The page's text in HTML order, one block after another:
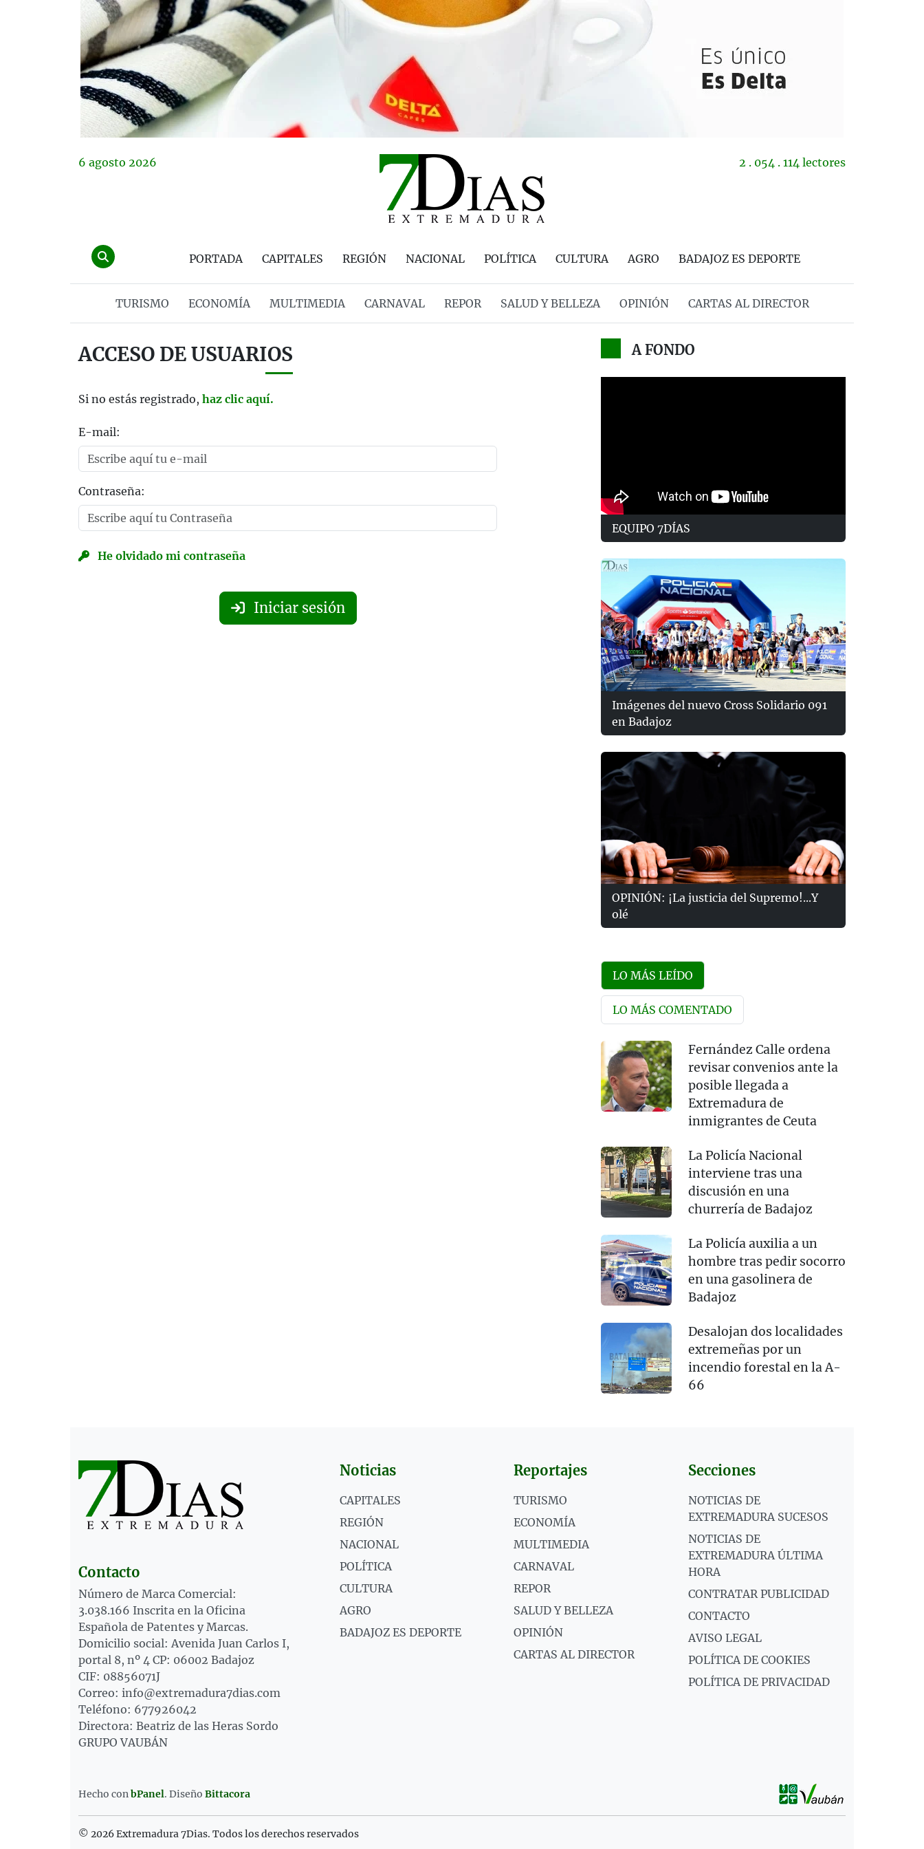
6 agosto 2026 2 . 054 . 114 lectores
PORTADA CAPITALES REGIÓN NACIONAL POLÍTICA CULTURA AGRO BADAJOZ ES DEPORTE
TURISMO ECONOMÍA MULTIMEDIA CARNAVAL REPOR SALUD Y BELLEZA OPINIÓN CARTAS AL DIRECTOR
ACCESO DE USUARIOS
Si no estás registrado, haz clic aquí.
E-mail:
Contraseña:
He olvidado mi contraseña
Iniciar sesión
A FONDO
EQUIPO 7DÍAS
Imágenes del nuevo Cross Solidario 091
en Badajoz
OPINIÓN: ¡La justicia del Supremo!...Y
olé
LO MÁS LEÍDO
LO MÁS COMENTADO
Fernández Calle ordena
revisar convenios ante la
posible llegada a
Extremadura de
inmigrantes de Ceuta
La Policía Nacional
interviene tras una
discusión en una
churrería de Badajoz
La Policía auxilia a un
hombre tras pedir socorro
en una gasolinera de
Badajoz
Desalojan dos localidades
extremeñas por un
incendio forestal en la A-
66
Contacto
Número de Marca Comercial:
3.038.166 Inscrita en la Oficina
Española de Patentes y Marcas.
Domicilio social: Avenida Juan Carlos I,
portal 8, nº 4 CP: 06002 Badajoz
CIF: 08856071J
Correo: info@extremadura7dias.com
Teléfono: 677926042
Directora: Beatriz de las Heras Sordo
GRUPO VAUBÁN
Noticias
CAPITALES
REGIÓN
NACIONAL
POLÍTICA
CULTURA
AGRO
BADAJOZ ES DEPORTE
Reportajes
TURISMO
ECONOMÍA
MULTIMEDIA
CARNAVAL
REPOR
SALUD Y BELLEZA
OPINIÓN
CARTAS AL DIRECTOR
Secciones
NOTICIAS DE
EXTREMADURA SUCESOS
NOTICIAS DE
EXTREMADURA ÚLTIMA
HORA
CONTRATAR PUBLICIDAD
CONTACTO
AVISO LEGAL
POLÍTICA DE COOKIES
POLÍTICA DE PRIVACIDAD
Hecho con bPanel. Diseño Bittacora
© 2026 Extremadura 7Dias. Todos los derechos reservados